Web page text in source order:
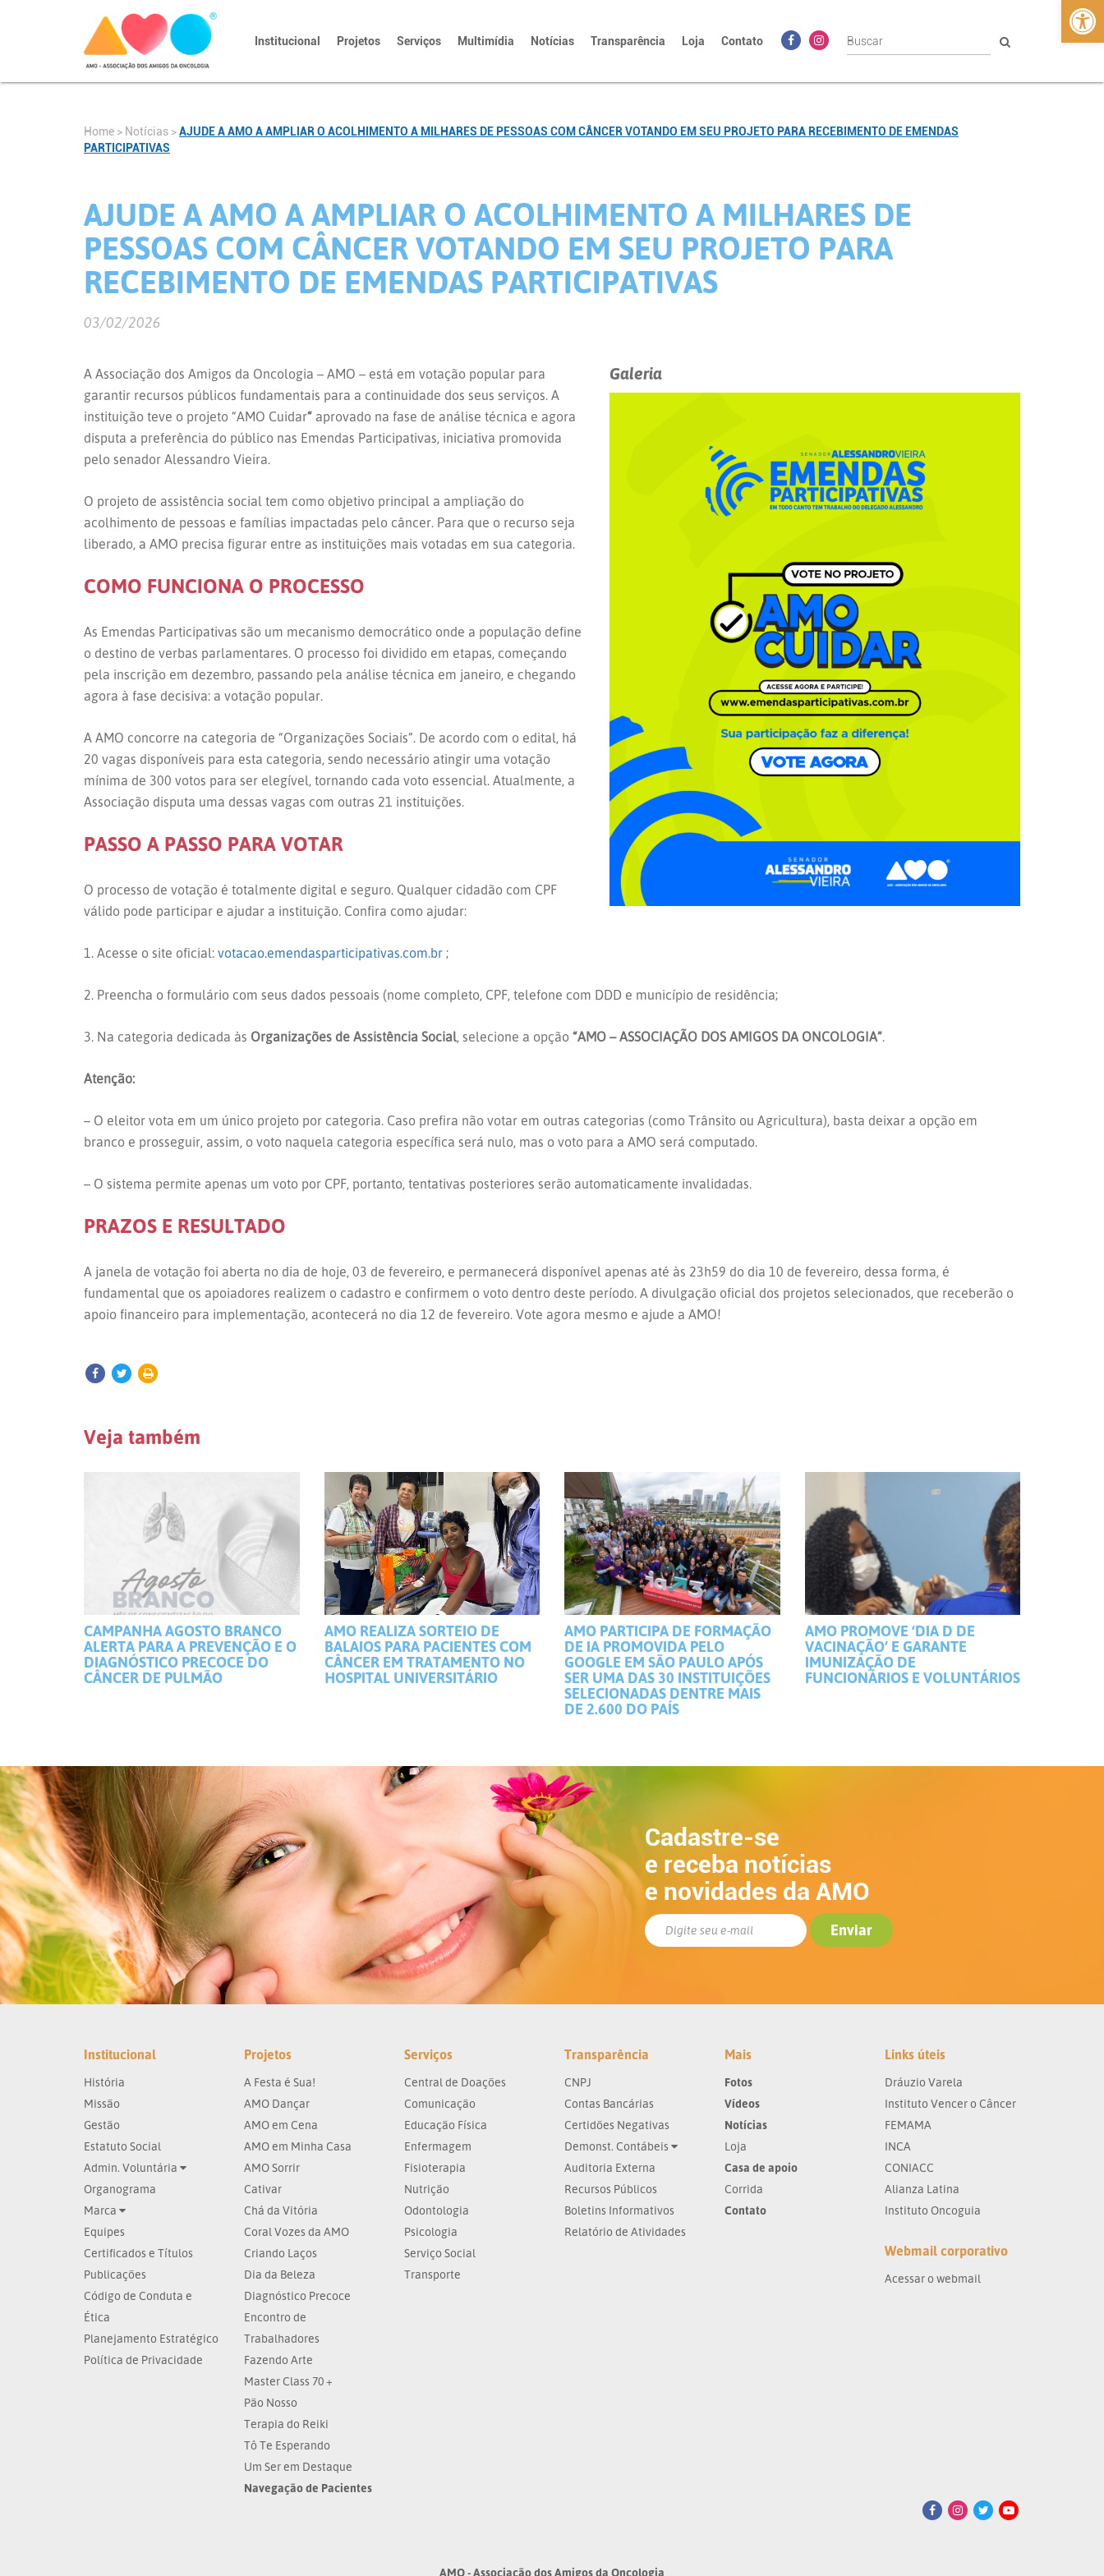
Institucional Projetos Serviços Multimídia Notícias Transparência Loja Contato
Home > Notícias >AJUDE A AMO A AMPLIAR O ACOLHIMENTO A MILHARES DE PESSOAS COM CÂNCER VOTANDO EM SEU PROJETO PARA RECEBIMENTO DE EMENDAS
PARTICIPATIVAS
AJUDE A AMO A AMPLIAR O ACOLHIMENTO A MILHARES DE
PESSOAS COM CÂNCER VOTANDO EM SEU PROJETO PARA
RECEBIMENTO DE EMENDAS PARTICIPATIVAS
03/02/2026
Galeria
A Associação dos Amigos da Oncologia – AMO – está em votação popular para
garantir recursos públicos fundamentais para a continuidade dos seus serviços. A
instituição teve o projeto “AMO Cuidar“ aprovado na fase de análise técnica e agora
disputa a preferência do público nas Emendas Participativas, iniciativa promovida
pelo senador Alessandro Vieira.
O projeto de assistência social tem como objetivo principal a ampliação do
acolhimento de pessoas e famílias impactadas pelo câncer. Para que o recurso seja
liberado, a AMO precisa figurar entre as instituições mais votadas em sua categoria.
COMO FUNCIONA O PROCESSO
As Emendas Participativas são um mecanismo democrático onde a população define
o destino de verbas parlamentares. O processo foi dividido em etapas, começando
pela inscrição em dezembro, passando pela análise técnica em janeiro, e chegando
agora à fase decisiva: a votação popular.
A AMO concorre na categoria de “Organizações Sociais”. De acordo com o edital, há
20 vagas disponíveis para esta categoria, sendo necessário atingir uma votação
mínima de 300 votos para ser elegível, tornando cada voto essencial. Atualmente, a
Associação disputa uma dessas vagas com outras 21 instituições.
PASSO A PASSO PARA VOTAR
O processo de votação é totalmente digital e seguro. Qualquer cidadão com CPF
válido pode participar e ajudar a instituição. Confira como ajudar:
1. Acesse o site oficial: votacao.emendasparticipativas.com.br ;
2. Preencha o formulário com seus dados pessoais (nome completo, CPF, telefone com DDD e município de residência;
3. Na categoria dedicada às Organizações de Assistência Social, selecione a opção “AMO – ASSOCIAÇÃO DOS AMIGOS DA ONCOLOGIA”.
Atenção:
– O eleitor vota em um único projeto por categoria. Caso prefira não votar em outras categorias (como Trânsito ou Agricultura), basta deixar a opção em
branco e prosseguir, assim, o voto naquela categoria específica será nulo, mas o voto para a AMO será computado.
– O sistema permite apenas um voto por CPF, portanto, tentativas posteriores serão automaticamente invalidadas.
PRAZOS E RESULTADO
A janela de votação foi aberta no dia de hoje, 03 de fevereiro, e permanecerá disponível apenas até às 23h59 do dia 10 de fevereiro, dessa forma, é
fundamental que os apoiadores realizem o cadastro e confirmem o voto dentro deste período. A divulgação oficial dos projetos selecionados, que receberão o
apoio financeiro para implementação, acontecerá no dia 12 de fevereiro. Vote agora mesmo e ajude a AMO!
Veja também
CAMPANHA AGOSTO BRANCO
ALERTA PARA A PREVENÇÃO E O
DIAGNÓSTICO PRECOCE DO
CÂNCER DE PULMÃO
AMO REALIZA SORTEIO DE
BALAIOS PARA PACIENTES COM
CÂNCER EM TRATAMENTO NO
HOSPITAL UNIVERSITÁRIO
AMO PARTICIPA DE FORMAÇÃO
DE IA PROMOVIDA PELO
GOOGLE EM SÃO PAULO APÓS
SER UMA DAS 30 INSTITUIÇÕES
SELECIONADAS DENTRE MAIS
DE 2.600 DO PAÍS
AMO PROMOVE ‘DIA D DE
VACINAÇÃO’ E GARANTE
IMUNIZAÇÃO DE
FUNCIONÁRIOS E VOLUNTÁRIOS
Cadastre-se
e receba notícias
e novidades da AMO
Institucional
História
Missão
Gestão
Estatuto Social
Admin. Voluntária
Organograma
Marca
Equipes
Certificados e Títulos
Publicações
Código de Conduta e
Ética
Planejamento Estratégico
Política de Privacidade
Projetos
A Festa é Sua!
AMO Dançar
AMO em Cena
AMO em Minha Casa
AMO Sorrir
Cativar
Chá da Vitória
Coral Vozes da AMO
Criando Laços
Dia da Beleza
Diagnóstico Precoce
Encontro de
Trabalhadores
Fazendo Arte
Master Class 70 +
Pão Nosso
Terapia do Reiki
Tô Te Esperando
Um Ser em Destaque
Navegação de Pacientes
Serviços
Central de Doações
Comunicação
Educação Física
Enfermagem
Fisioterapia
Nutrição
Odontologia
Psicologia
Serviço Social
Transporte
Transparência
CNPJ
Contas Bancárias
Certidões Negativas
Demonst. Contábeis
Auditoria Externa
Recursos Públicos
Boletins Informativos
Relatório de Atividades
Mais
Fotos
Vídeos
Notícias
Loja
Casa de apoio
Corrida
Contato
Links úteis
Dráuzio Varela
Instituto Vencer o Câncer
FEMAMA
INCA
CONIACC
Alianza Latina
Instituto Oncoguia
Webmail corporativo
Acessar o webmail
AMO - Associação dos Amigos da Oncologia